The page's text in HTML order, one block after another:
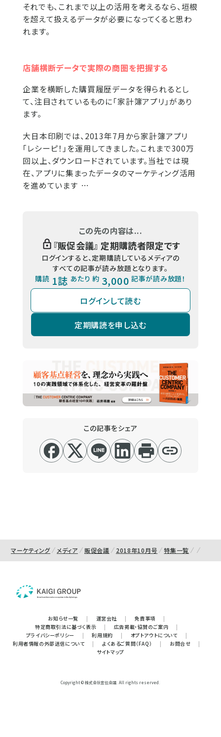
それでも、これまで以上の活用を考えるなら、垣根
を超えて扱えるデータが必要になってくると思わ
れます。
店舗横断データで実際の商圏を把握する
企業を横断した購買履歴データを得られるとし
て、注目されているものに「家計簿アプリ」があり
ます。
大日本印刷では、2013年7月から家計簿アプリ
「レシーピ！」を運用してきました。これまで300万
回以上、ダウンロードされています。当社では現
在、アプリに集まったデータのマーケティング活用
を進めています …
この先の内容は...
『販促会議』 定期購読者限定です
ログインすると、定期購読しているメディアの
すべての記事が読み放題となります。
購読 1誌 あたり 約 3,000 記事が読み放題！
ログインして読む
定期購読を申し込む
この記事をシェア
マーケティング メディア 販促会議 2018年10月号 特集一覧
お知らせ一覧 | 運営会社 | 免責事項
|
特定商取引法に基づく表示
| 広告掲載・協賛のご案内
|
プライバシーポリシー
| 利用規約 | オプトアウトについて
|
利用者情報の外部送信について
| よくあるご質問（FAQ） | お問合せ
|
サイトマップ
Copyright © 株式会社宣伝会議. All rights reserved.